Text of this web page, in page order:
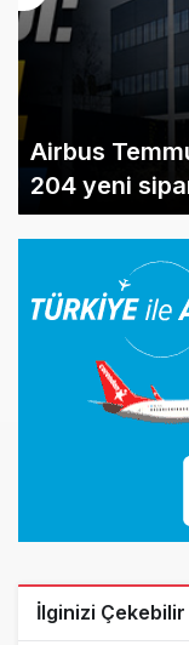
Airbus
204 yeni
İlginizi Çekebilir